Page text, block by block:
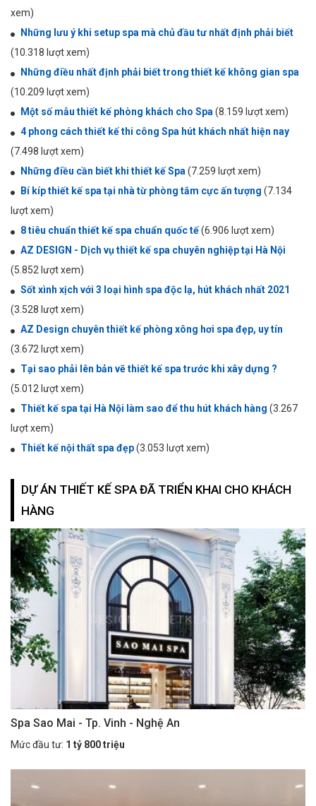
xem)
Những lưu ý khi setup spa mà chủ đầu tư nhất định phải biết
(10.318 lượt xem)
Những điều nhất định phải biết trong thiết kế không gian spa
(10.209 lượt xem)
Một số mẫu thiết kế phòng khách cho Spa(8.159 lượt xem)
4 phong cách thiết kế thi công Spa hút khách nhất hiện nay
(7.498 lượt xem)
Những điều cần biết khi thiết kế Spa(7.259 lượt xem)
Bí kíp thiết kế spa tại nhà từ phòng tắm cực ấn tượng (7.134
lượt xem)
8 tiêu chuẩn thiết kế spa chuẩn quốc tế(6.906 lượt xem)
AZ DESIGN - Dịch vụ thiết kế spa chuyên nghiệp tại Hà Nội
(5.852 lượt xem)
Sốt xình xịch với 3 loại hình spa độc lạ, hút khách nhất 2021
(3.528 lượt xem)
AZ Design chuyên thiết kế phòng xông hơi spa đẹp, uy tín
(3.672 lượt xem)
Tại sao phải lên bản vẽ thiết kế spa trước khi xây dựng ?
(5.012 lượt xem)
Thiết kế spa tại Hà Nội làm sao để thu hút khách hàng (3.267
lượt xem)
Thiết kế nội thất spa đẹp(3.053 lượt xem)
DỰ ÁN THIẾT KẾ SPA ĐÃ TRIỂN KHAI CHO KHÁCH
HÀNG
Spa Sao Mai - Tp. Vinh - Nghệ An
Mức đầu tư: 1 tỷ 800 triệu